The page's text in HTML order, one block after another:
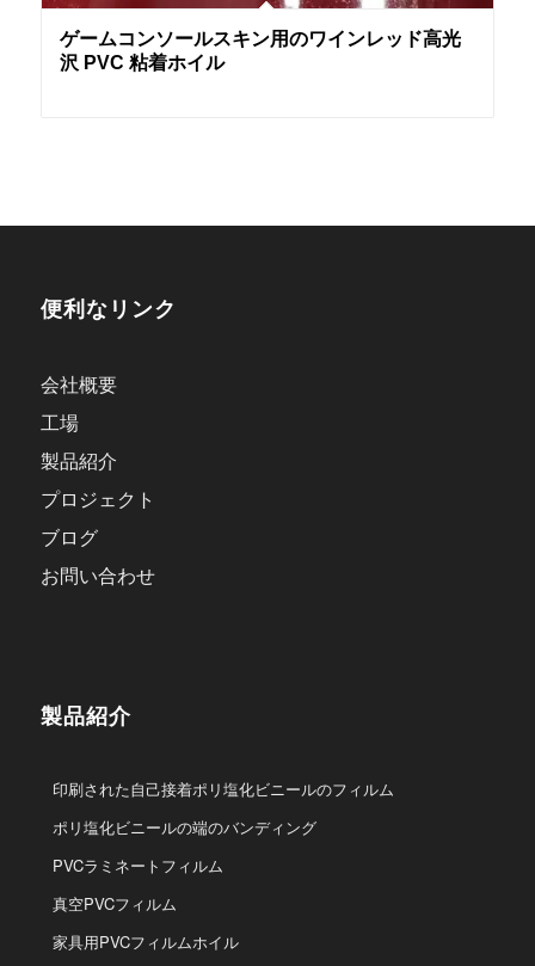
ゲームコンソールスキン用のワインレッド高光
沢 PVC 粘着ホイル
便利なリンク
会社概要
工場
製品紹介
プロジェクト
ブログ
お問い合わせ
製品紹介
印刷された自己接着ポリ塩化ビニールのフィルム
ポリ塩化ビニールの端のバンディング
PVCラミネートフィルム
真空PVCフィルム
家具用PVCフィルムホイル